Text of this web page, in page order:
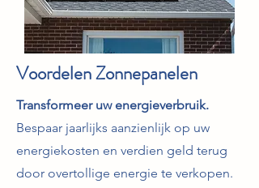
Voordelen Zonnepanelen
Transformeer uw energieverbruik.
Bespaar jaarlijks aanzienlijk op uw
energiekosten en verdien geld terug
door overtollige energie te verkopen.